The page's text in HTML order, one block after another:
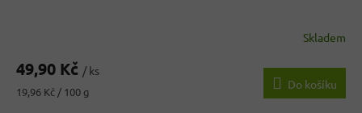
Skladem
49,90 Kč / ks
Měrná
19,96 Kč / 100 g
Do košíku